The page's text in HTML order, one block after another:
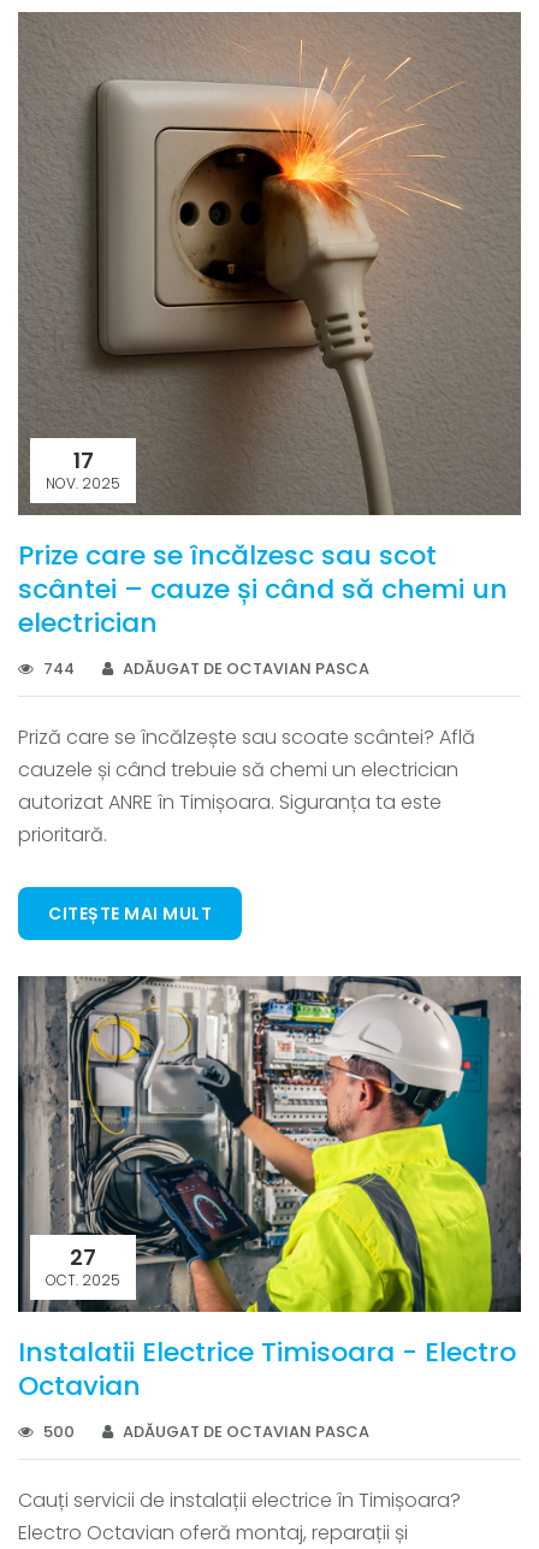
17
NOV. 2025
Prize care se încălzesc sau scot
scântei – cauze și când să chemi un
electrician
744 ADĂUGAT DE OCTAVIAN PASCA
Priză care se încălzește sau scoate scântei? Află
cauzele și când trebuie să chemi un electrician
autorizat ANRE în Timișoara. Siguranța ta este
prioritară.
CITEȘTE MAI MULT
27
OCT. 2025
Instalatii Electrice Timisoara - Electro
Octavian
500 ADĂUGAT DE OCTAVIAN PASCA
Cauți servicii de instalații electrice în Timișoara?
Electro Octavian oferă montaj, reparații și